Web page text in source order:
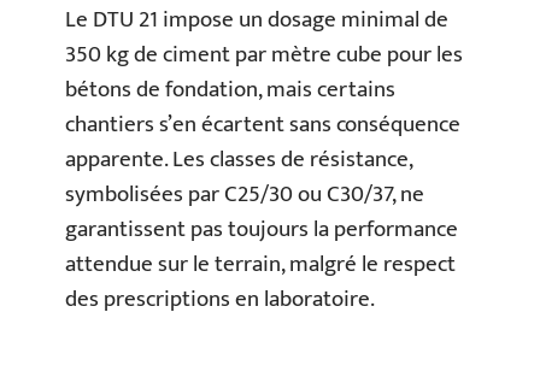
Le DTU 21 impose un dosage minimal de
350 kg de ciment par mètre cube pour les
bétons de fondation, mais certains
chantiers s’en écartent sans conséquence
apparente. Les classes de résistance,
symbolisées par C25/30 ou C30/37, ne
garantissent pas toujours la performance
attendue sur le terrain, malgré le respect
des prescriptions en laboratoire.